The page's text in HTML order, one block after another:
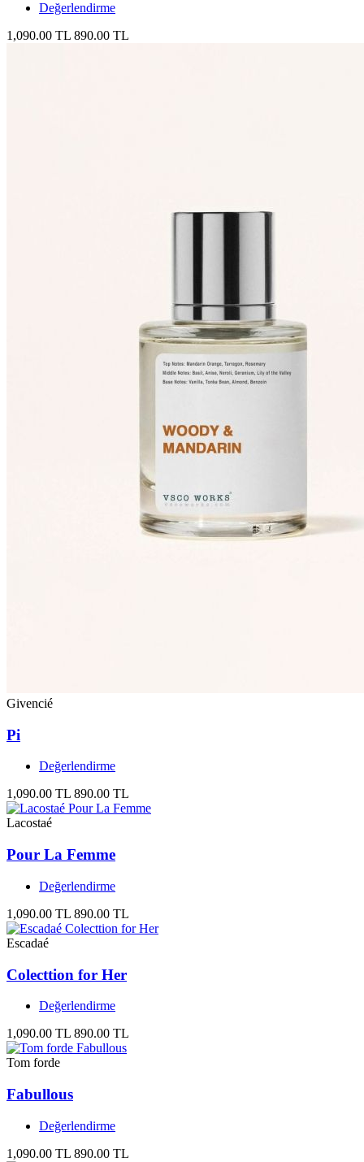
Değerlendirme
1,090.00 TL 890.00 TL
Givencié
Pi
Değerlendirme
1,090.00 TL 890.00 TL
Lacostaé
Pour La Femme
Değerlendirme
1,090.00 TL 890.00 TL
Escadaé
Colecttion for Her
Değerlendirme
1,090.00 TL 890.00 TL
Tom forde
Fabullous
Değerlendirme
1,090.00 TL 890.00 TL